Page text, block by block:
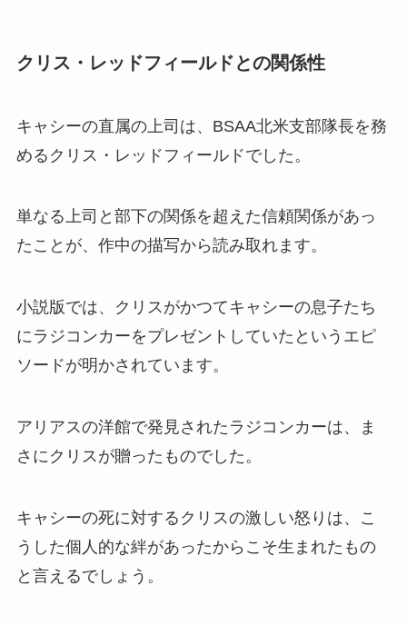
クリス・レッドフィールドとの関係性
キャシーの直属の上司は、BSAA北米支部隊長を務
めるクリス・レッドフィールドでした。
単なる上司と部下の関係を超えた信頼関係があっ
たことが、作中の描写から読み取れます。
小説版では、クリスがかつてキャシーの息子たち
にラジコンカーをプレゼントしていたというエピ
ソードが明かされています。
アリアスの洋館で発見されたラジコンカーは、ま
さにクリスが贈ったものでした。
キャシーの死に対するクリスの激しい怒りは、こ
うした個人的な絆があったからこそ生まれたもの
と言えるでしょう。